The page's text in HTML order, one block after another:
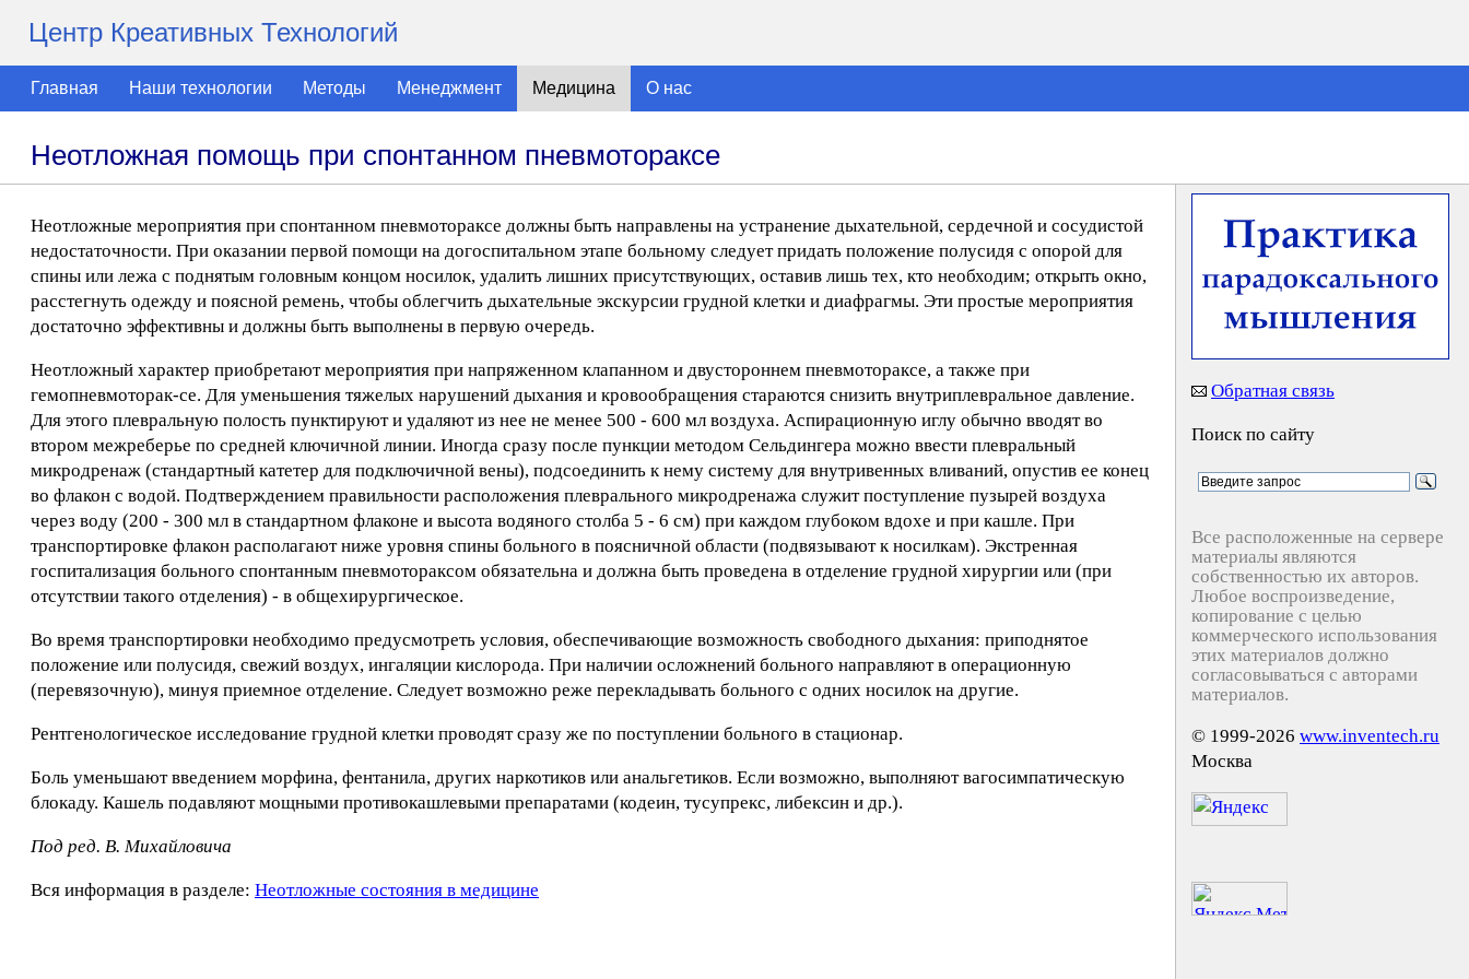
Центр Креативных Технологий
Главная Наши технологии Методы Менеджмент Медицина О нас
Неотложная помощь при спонтанном пневмотораксе
Неотложные мероприятия при спонтанном пневмотораксе должны быть направлены на устранение дыхательной, сердечной и сосудистой
недостаточности. При оказании первой помощи на догоспитальном этапе больному следует придать положение полусидя с опорой для
спины или лежа с поднятым головным концом носилок, удалить лишних присутствующих, оставив лишь тех, кто необходим; открыть окно,
расстегнуть одежду и поясной ремень, чтобы облегчить дыхательные экскурсии грудной клетки и диафрагмы. Эти простые мероприятия
достаточно эффективны и должны быть выполнены в первую очередь.
Неотложный характер приобретают мероприятия при напряженном клапанном и двустороннем пневмотораксе, а также при
гемопневмоторак-се. Для уменьшения тяжелых нарушений дыхания и кровообращения стараются снизить внутриплевральное давление.
Для этого плевральную полость пунктируют и удаляют из нее не менее 500 - 600 мл воздуха. Аспирационную иглу обычно вводят во
втором межреберье по средней ключичной линии. Иногда сразу после пункции методом Сельдингера можно ввести плевральный
микродренаж (стандартный катетер для подключичной вены), подсоединить к нему систему для внутривенных вливаний, опустив ее конец
во флакон с водой. Подтверждением правильности расположения плеврального микродренажа служит поступление пузырей воздуха
через воду (200 - 300 мл в стандартном флаконе и высота водяного столба 5 - 6 см) при каждом глубоком вдохе и при кашле. При
транспортировке флакон располагают ниже уровня спины больного в поясничной области (подвязывают к носилкам). Экстренная
госпитализация больного спонтанным пневмотораксом обязательна и должна быть проведена в отделение грудной хирургии или (при
отсутствии такого отделения) - в общехирургическое.
Во время транспортировки необходимо предусмотреть условия, обеспечивающие возможность свободного дыхания: приподнятое
положение или полусидя, свежий воздух, ингаляции кислорода. При наличии осложнений больного направляют в операционную
(перевязочную), минуя приемное отделение. Следует возможно реже перекладывать больного с одних носилок на другие.
Рентгенологическое исследование грудной клетки проводят сразу же по поступлении больного в стационар.
Боль уменьшают введением морфина, фентанила, других наркотиков или анальгетиков. Если возможно, выполняют вагосимпатическую
блокаду. Кашель подавляют мощными противокашлевыми препаратами (кодеин, тусупрекс, либексин и др.).
Под ред. В. Михайловича
Вся информация в разделе: Неотложные состояния в медицине
Обратная связь
Поиск по сайту
Все расположенные на сервере
материалы являются
собственностью их авторов.
Любое воспроизведение,
копирование с целью
коммерческого использования
этих материалов должно
согласовываться с авторами
материалов.
© 1999-2026 www.inventech.ru
Москва